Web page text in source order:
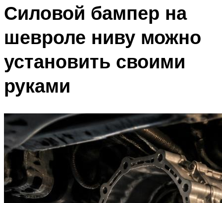
Силовой бампер на
шевроле ниву можно
установить своими
руками